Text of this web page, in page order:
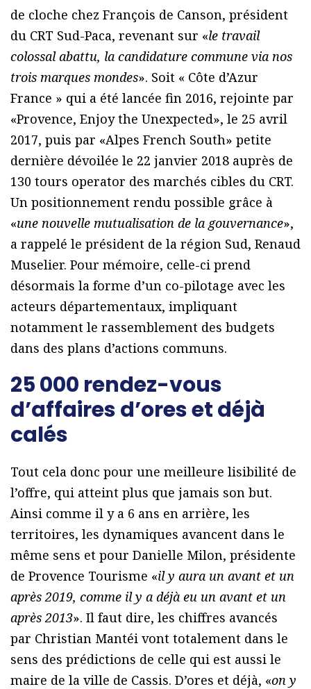
de cloche chez François de Canson, président
du CRT Sud-Paca, revenant sur «le travail
colossal abattu, la candidature commune via nos
trois marques mondes». Soit « Côte d’Azur
France » qui a été lancée fin 2016, rejointe par
«Provence, Enjoy the Unexpected», le 25 avril
2017, puis par «Alpes French South» petite
dernière dévoilée le 22 janvier 2018 auprès de
130 tours operator des marchés cibles du CRT.
Un positionnement rendu possible grâce à
«une nouvelle mutualisation de la gouvernance»,
a rappelé le président de la région Sud, Renaud
Muselier. Pour mémoire, celle-ci prend
désormais la forme d’un co-pilotage avec les
acteurs départementaux, impliquant
notamment le rassemblement des budgets
dans des plans d’actions communs.
25 000 rendez-vous
d’affaires d’ores et déjà
calés
Tout cela donc pour une meilleure lisibilité de
l’offre, qui atteint plus que jamais son but.
Ainsi comme il y a 6 ans en arrière, les
territoires, les dynamiques avancent dans le
même sens et pour Danielle Milon, présidente
de Provence Tourisme «il y aura un avant et un
après 2019, comme il y a déjà eu un avant et un
après 2013». Il faut dire, les chiffres avancés
par Christian Mantéi vont totalement dans le
sens des prédictions de celle qui est aussi le
maire de la ville de Cassis. D’ores et déjà, «on y